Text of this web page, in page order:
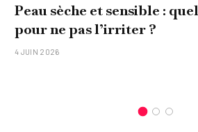
Peau sèche et sensible :
pour ne pas l’irriter ?
4 JUIN 2026